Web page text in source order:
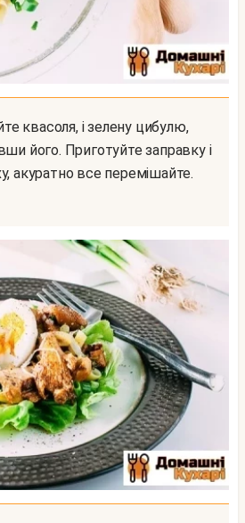
його. Приготуйте заправку і
акуратно все перемішайте.